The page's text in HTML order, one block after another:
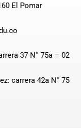
El Pomar
37 N° 75a – 02
carrera 42a N° 75